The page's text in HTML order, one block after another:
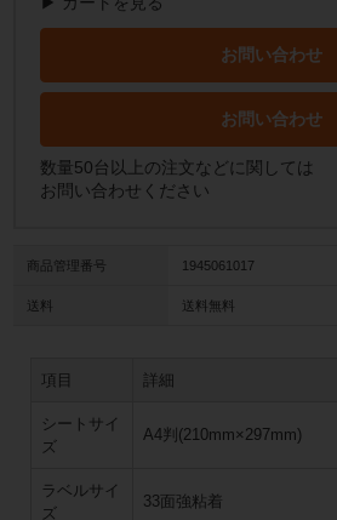
お問い合わせ
お問い合わせ
数量50台以上の注文などに関しては
お問い合わせください
商品管理番号 1945061017
送料 送料無料
項目 詳細
シートサイ
ズ
A4判(210mm×297mm)
ラベルサイ
ズ
33面強粘着